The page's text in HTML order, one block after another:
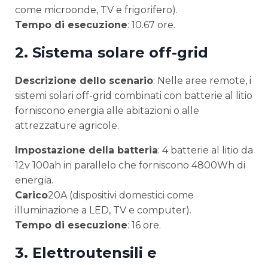
come microonde, TV e frigorifero).
Tempo di esecuzione: 10.67 ore.
2. Sistema solare off-grid
Descrizione dello scenario: Nelle aree remote, i
sistemi solari off-grid combinati con batterie al litio
forniscono energia alle abitazioni o alle
attrezzature agricole.
Impostazione della batteria: 4 batterie al litio da
12v 100ah in parallelo che forniscono 4800Wh di
energia.
Carico20A (dispositivi domestici come
illuminazione a LED, TV e computer).
Tempo di esecuzione: 16 ore.
3. Elettroutensili e